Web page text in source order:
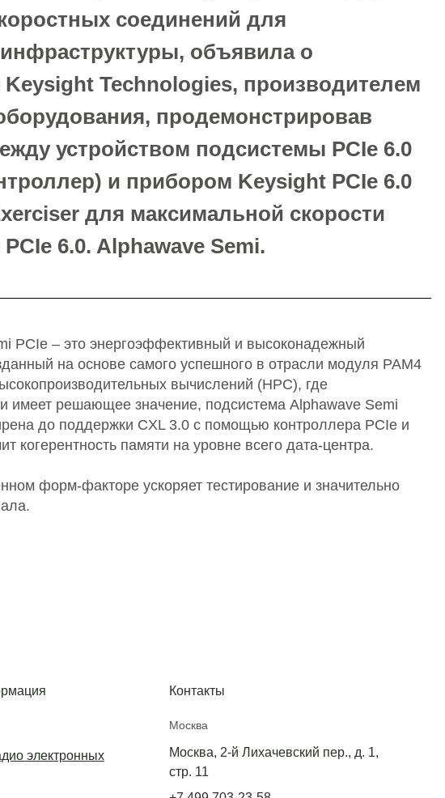
соединений для
объявила о
Keysight Technologies, производителем
продемонстрировав
устройством подсистемы PCIe 6.0
и прибором Keysight PCIe 6.0
для максимальной скорости
6.0. Alphawave Semi.
PCIe – это энергоэффективный и высоконадежный
на основе самого успешного в отрасли модуля PAM4
вычислений (HPC), где
имеет решающее значение, подсистема Alphawave Semi
до поддержки CXL 3.0 с помощью контроллера PCIe и
когерентность памяти на уровне всего дата-центра.
форм-факторе ускоряет тестирование и значительно
Контакты
Москва
Москва, 2-й Лихачевский пер., д. 1,
стр. 11
электронных